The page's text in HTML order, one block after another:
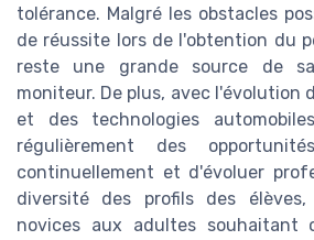
tolérance. Malgré les obstacles
de réussite lors de l'obtention du
reste une grande source de
moniteur. De plus, avec l'évolution
et des technologies
régulièrement des
continuellement et d'évoluer
diversité des profils des
novices aux adultes souhaitant